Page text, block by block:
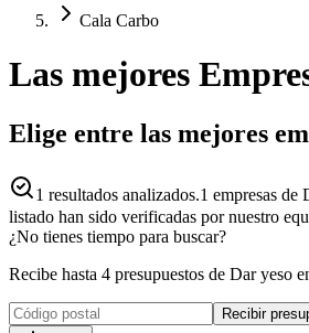
Cala Carbo
Las mejores
Elige entre las mejores
1 resultados analizados.1 empresas de
listado han sido verificadas por nuestro
¿No tienes tiempo para buscar?
Recibe hasta 4 presupuestos de Dar yeso
Recibir